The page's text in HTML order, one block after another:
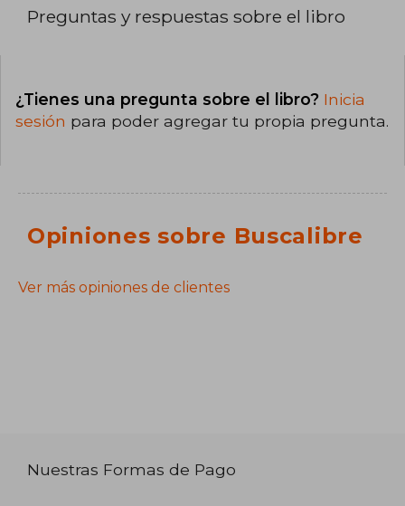
Preguntas y respuestas sobre el libro
¿Tienes una pregunta sobre el libro? Inicia
sesión para poder agregar tu propia pregunta.
Opiniones sobre Buscalibre
Ver más opiniones de clientes
Nuestras Formas de Pago